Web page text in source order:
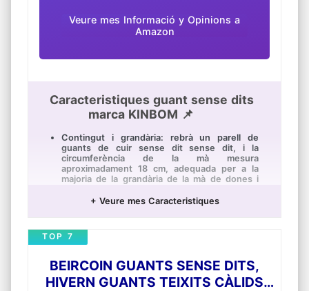
Veure mes Informació y Opinions a
Amazon
Caracteristiques guant sense dits
marca KINBOM 📌
Contingut i grandària: rebrà un parell de
guants de cuir sense dit sense dit, i la
circumferència de la mà mesura
aproximadament 18 cm, adequada per a la
majoria de la grandària de la mà de dones i
Material premium: els guants punk estan fets
diari o el cosplay, també un regal ideal per a
famílies i amics.
Disseny de la meitat del dit: els guants de
mig dit tenen un forat gran a la mà cap
endarrere, transpirable, còmode i no
+ Veure mes Caracteristiques
BEIRCOIN GUANTS SENSE DITS,
HIVERN GUANTS TEIXITS CÀLIDS
TOP 7